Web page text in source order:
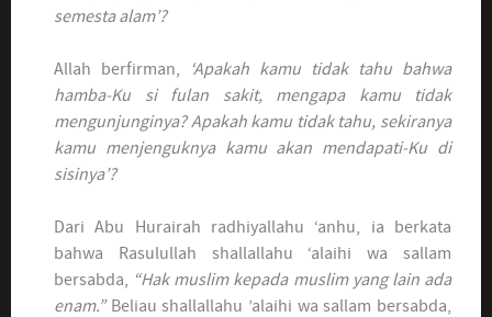
semesta alam’?
Allah berfirman, ‘Apakah kamu tidak tahu bahwa
hamba-Ku si fulan sakit, mengapa kamu tidak
mengunjunginya? Apakah kamu tidak tahu, sekiranya
kamu menjenguknya kamu akan mendapati-Ku di
sisinya’?
Dari Abu Hurairah radhiyallahu ‘anhu, ia berkata
bahwa Rasulullah shallallahu ‘alaihi wa sallam
bersabda, “Hak muslim kepada muslim yang lain ada
enam.”Beliau shallallahu ’alaihi wa sallam bersabda,